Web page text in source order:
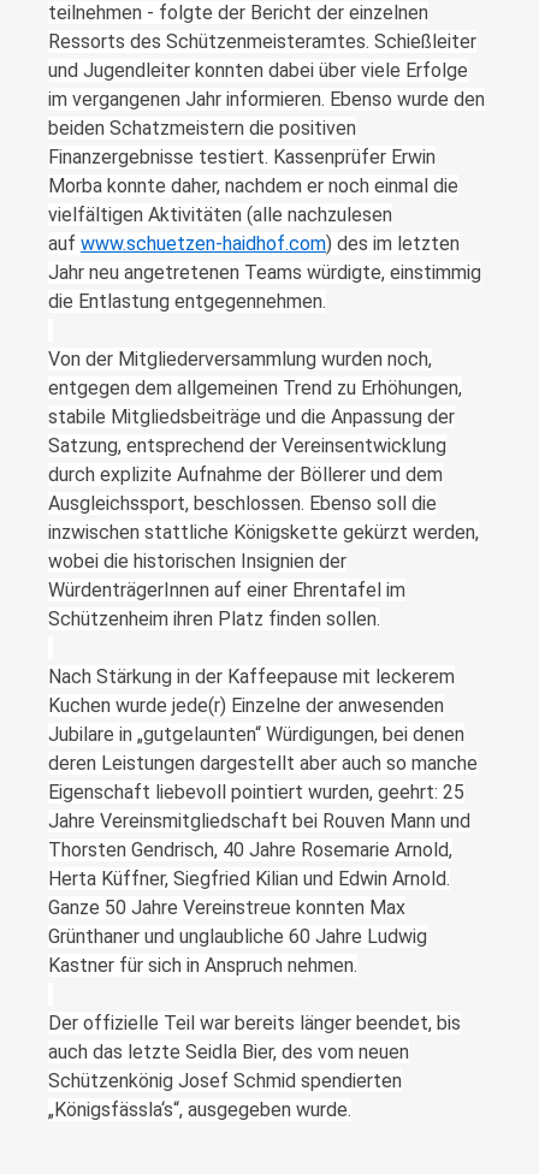
teilnehmen - folgte der Bericht der einzelnen
Ressorts des Schützenmeisteramtes. Schießleiter
und Jugendleiter konnten dabei über viele Erfolge
im vergangenen Jahr informieren. Ebenso wurde den
beiden Schatzmeistern die positiven
Finanzergebnisse testiert. Kassenprüfer Erwin
Morba konnte daher, nachdem er noch einmal die
vielfältigen Aktivitäten (alle nachzulesen
auf www.schuetzen-haidhof.com) des im letzten
Jahr neu angetretenen Teams würdigte, einstimmig
die Entlastung entgegennehmen.
Von der Mitgliederversammlung wurden noch,
entgegen dem allgemeinen Trend zu Erhöhungen,
stabile Mitgliedsbeiträge und die Anpassung der
Satzung, entsprechend der Vereinsentwicklung
durch explizite Aufnahme der Böllerer und dem
Ausgleichssport, beschlossen. Ebenso soll die
inzwischen stattliche Königskette gekürzt werden,
wobei die historischen Insignien der
WürdenträgerInnen auf einer Ehrentafel im
Schützenheim ihren Platz finden sollen.
Nach Stärkung in der Kaffeepause mit leckerem
Kuchen wurde jede(r) Einzelne der anwesenden
Jubilare in „gutgelaunten“ Würdigungen, bei denen
deren Leistungen dargestellt aber auch so manche
Eigenschaft liebevoll pointiert wurden, geehrt: 25
Jahre Vereinsmitgliedschaft bei Rouven Mann und
Thorsten Gendrisch, 40 Jahre Rosemarie Arnold,
Herta Küffner, Siegfried Kilian und Edwin Arnold.
Ganze 50 Jahre Vereinstreue konnten Max
Grünthaner und unglaubliche 60 Jahre Ludwig
Kastner für sich in Anspruch nehmen.
Der offizielle Teil war bereits länger beendet, bis
auch das letzte Seidla Bier, des vom neuen
Schützenkönig Josef Schmid spendierten
„Königsfässla‘s“, ausgegeben wurde.